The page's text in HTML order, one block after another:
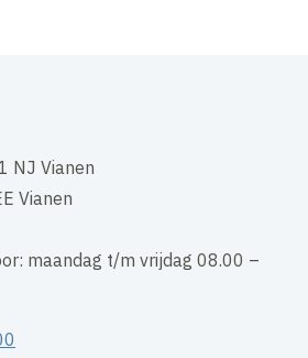
NJ Vianen
Vianen
maandag t/m vrijdag 08.00 –